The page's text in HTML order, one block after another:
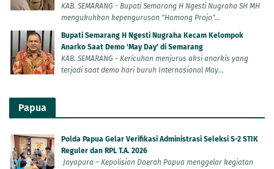
KAB. SEMARANG - Bupati Semarang H Ngesti Nugraha SH MH
mengukuhkan kepengurusan "Hamong Projo"...
Bupati Semarang H Ngesti Nugraha Kecam Kelompok
Anarko Saat Demo 'May Day' di Semarang
KAB. SEMARANG - Kericuhan menjurus aksi anarkis yang
terjadi saat demo hari buruh Internasional May...
Papua
Polda Papua Gelar Verifikasi Administrasi Seleksi S-2 STIK
Reguler dan RPL T.A. 2026
Jayapura – Kepolisian Daerah Papua menggelar kegiatan